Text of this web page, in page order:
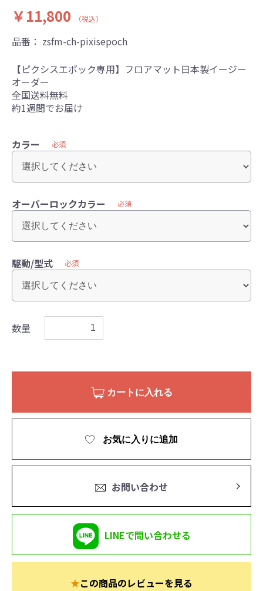
￥11,800
（税込）
品番： zsfm-ch-pixisepoch
【ピクシスエポック専用】フロアマット日本製イージー
オーダー
全国送料無料
約1週間でお届け
カラー 必須
オーバーロックカラー 必須
駆動/型式 必須
数量
カートに入れる
お気に入りに追加
お問い合わせ
LINEで問い合わせる
★この商品のレビューを見る